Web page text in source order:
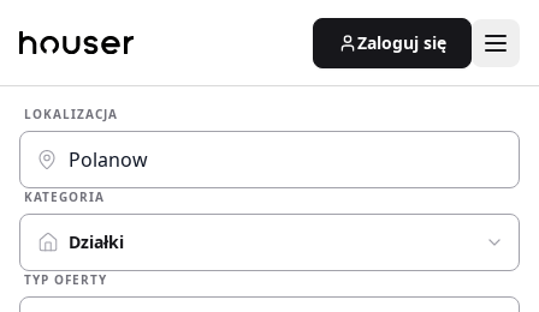
Zaloguj się
LOKALIZACJA
KATEGORIA
Działki
TYP OFERTY